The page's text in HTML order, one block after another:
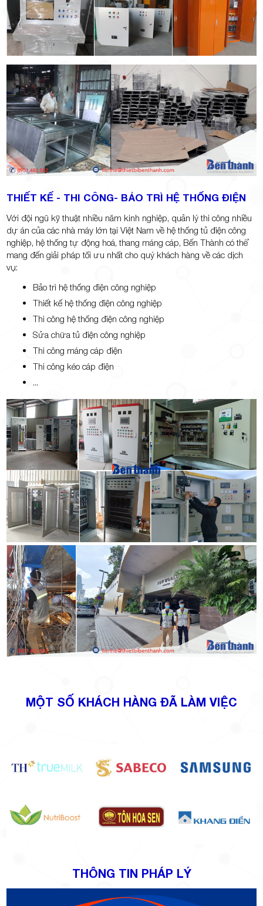
THIẾT KẾ - THI CÔNG- BẢO TRÌ HỆ THỐNG ĐIỆN
Với đội ngũ kỹ thuật nhiều năm kinh nghiệp, quản lý thi công nhiều
dự án của các nhà máy lớn tại Việt Nam về hệ thống tủ điện công
nghiệp, hệ thống tự động hoá, thang máng cáp, Bến Thành có thể
mang đến giải pháp tối ưu nhất cho quý khách hàng về các dịch
vụ:
Bảo trì hệ thống điện công nghiệp
Thiết kế hệ thống điện công nghiệp
Thi công hệ thống điện công nghiệp
Sửa chữa tủ điện công nghiệp
Thi công máng cáp điện
Thi công kéo cáp điện
...
MỘT SỐ KHÁCH HÀNG ĐÃ LÀM VIỆC
THÔNG TIN PHÁP LÝ